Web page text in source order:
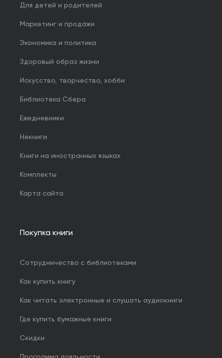
Для детей и родителей
Маркетинг и продажи
Экономика и политика
Здоровый образ жизни
Искусство, творчество, хобби
Библиотека Сбера
Ежедневники
Некниги
Книги на иностранных языках
Комплекты
Карта сайта
Покупка книги
Сотрудничество с библиотеками
Как купить книгу
Как читать электронные и слушать аудиокниги
Где купить бумажные книги
Скидки